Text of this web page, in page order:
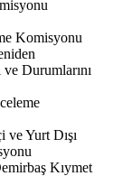
Komisyonu
Durumlarını
Yurt Dışı
Kıymet